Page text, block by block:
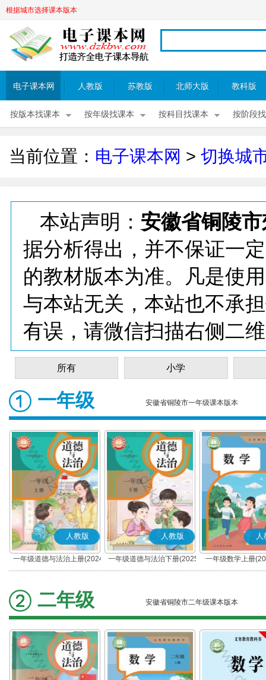
根据城市选择课本版本
电子课本网 人教版 苏教版 北师大版 教科版
按版本找课本 按年级找课本 按科目找课本 按阶段
当前位置： 电子课本网 > 切换城
本站声明： 安徽省铜陵
据分析得出，并不保证一
的教材版本为准。凡是使
与本站无关，本站也不承
有误，请微信扫描右侧二
所有 小学
一年级 安徽省铜陵市一年级课本版本
人教版
一年级道德与法治上册(2024
秋版)(部编版)
人教版
一年级道德与法治下册(2025
春版)(部编版)
人
一年级数学上册
二年级 安徽省铜陵市二年级课本版本